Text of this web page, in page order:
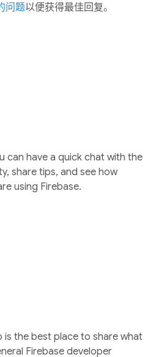
问题以便获得最佳回复。
can have a quick chat with the
share tips, and see how
using Firebase.
is the best place to share what
Firebase developer